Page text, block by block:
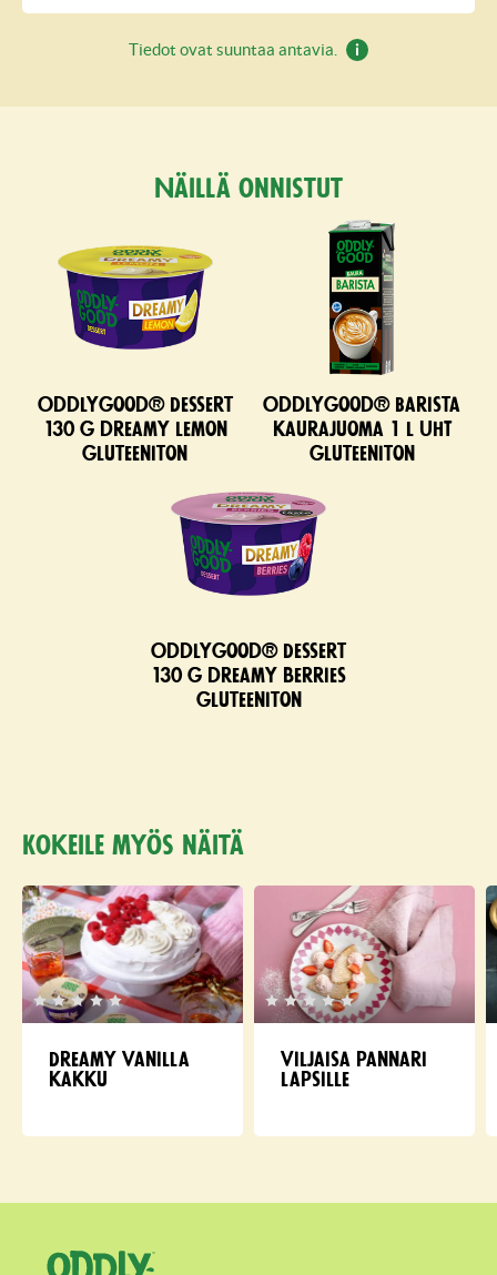
Tiedot ovat suuntaa antavia.
Näillä onnistut
Oddlygood® Dessert
130 g dreamy lemon
gluteeniton
Oddlygood® Barista
kaurajuoma 1 l UHT
gluteeniton
Oddlygood® Dessert
130 g dreamy berries
gluteeniton
Kokeile myös näitä
Dreamy Vanilla
kakku
Viljaisa pannari
lapsille